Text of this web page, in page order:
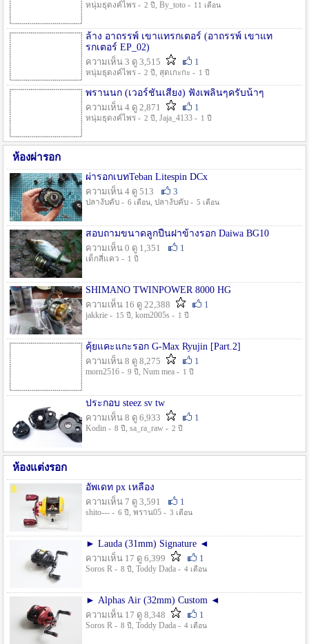
หนุ่มธุดงค์ไพร - 2 ปี , By_toto - 11 เดือน
ล้าง อาถรรพ์ เขาแทรกเตอร์ (อาถรรพ์ เขาแท
รกเตอร์ EP_02)
ความเห็น 3 ดู 3,515
1
หนุ่มธุดงค์ไพร - 2 ปี , สุดเกะกะ - 1 ปี
พรานนก (เวอร์ชั่นเสียง) ฟังเพลินๆครับน้าๆ
ความเห็น 4 ดู 2,871
1
หนุ่มธุดงค์ไพร - 2 ปี , Jaja_4133 - 1 ปี
ห้องผ่ารอก
ผ่ารอกเบทTeban Litespin DCx
ความเห็น 4 ดู 513
3
ปลางับคับ - 6 เดือน, ปลางับคับ - 5 เดือน
สอบถามขนาดลูกปืนฝาข้างรอก Daiwa BG10
ความเห็น 0 ดู 1,351
1
เด็กสี่แคว - 1 ปี
SHIMANO TWINPOWER 8000 HG
ความเห็น 16 ดู 22,388
1
jakkrie - 15 ปี , kom2005s - 1 ปี
คุ้ยแคะแกะรอก G-Max Ryujin [Part.2]
ความเห็น 8 ดู 8,275
1
morn2516 - 9 ปี , Num mea - 1 ปี
ประกอบ steez sv tw
ความเห็น 8 ดู 6,933
1
Kodin - 8 ปี , sa_ra_raw - 2 ปี
ห้องแต่งรอก
อัพเดท px เหลือง
ความเห็น 7 ดู 3,591
1
shito--- - 6 ปี , พราน05 - 3 เดือน
► Lauda (31mm) Signature ◄
ความเห็น 17 ดู 6,399
1
Soros R - 8 ปี , Toddy Dada - 4 เดือน
► Alphas Air (32mm) Custom ◄
ความเห็น 17 ดู 8,348
1
Soros R - 8 ปี , Toddy Dada - 4 เดือน